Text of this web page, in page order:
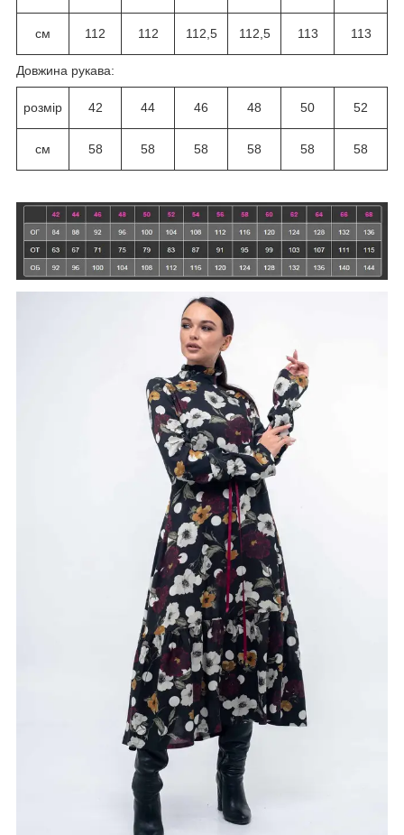
см 112 112 112,5 112,5 113 113
Довжина рукава:
розмір 42 44 46 48 50 52
см 58 58 58 58 58 58